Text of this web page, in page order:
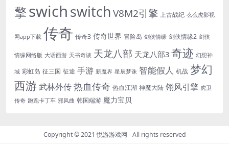
擎swichswitchV8M2引擎 上古战纪 么么虎影视
网app下载 传奇 传奇3 传奇世界 冒险岛 剑侠情缘 剑侠情缘2 剑侠
情缘网络版 大话西游 天书奇谈 天龙八部 天龙八部3 奇迹 幻想神
域 彩虹岛 征三国 征途 手游 新魔界 星辰梦诛 智能假人 机战 梦幻
西游 武林外传热血传奇 热血江湖 神魔大陆 翎风引擎 虎卫
传奇 跑跑卡丁车 邪风曲 韩国端游 魔力宝贝
Copyright © 2021悦游游戏网 - All rights reserved